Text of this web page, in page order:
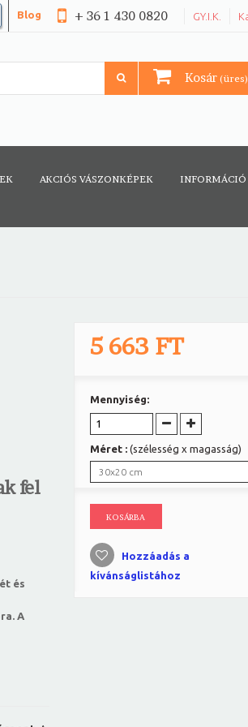
GY.I.K.
+ 36 1 430 0820
Blog
Kosár (üres)
AKCIÓS VÁSZONKÉPEK INFORMÁCIÓ
fel
és
A
5 663 FT
Mennyiség:
Méret : (szélesség x magasság)
30x20 cm
KOSÁRBA
Hozzáadás a
kívánságlistához